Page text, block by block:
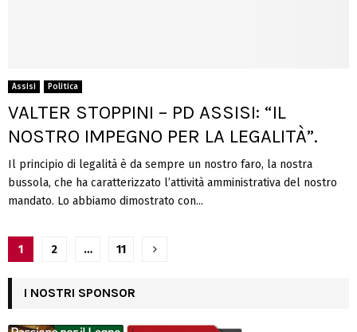
Assisi Politica
VALTER STOPPINI – PD ASSISI: “IL
NOSTRO IMPEGNO PER LA LEGALITÀ”.
Il principio di legalità è da sempre un nostro faro, la nostra
bussola, che ha caratterizzato l’attività amministrativa del nostro
mandato. Lo abbiamo dimostrato con...
Navigazione
articoli
1 2 … 11
I NOSTRI SPONSOR